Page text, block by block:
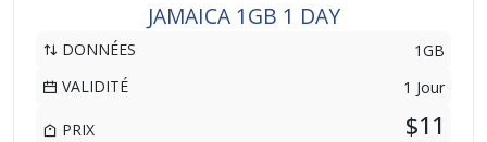
JAMAICA 1GB 1 DAY
DONNÉES
1GB
VALIDITÉ
1 Jour
PRIX $11